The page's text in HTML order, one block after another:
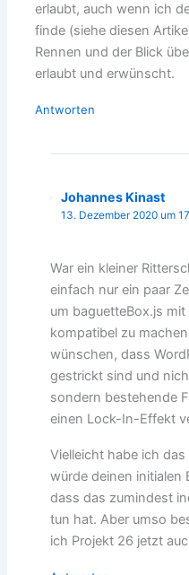
erlaubt, auch wenn ich
finde (siehe diesen
Rennen und der Blick
erlaubt und erwünscht.
Antworten
Johannes Kinast
13. Dezember 2020 um
War ein kleiner
einfach nur ein paar
um baguetteBox.js
kompatibel zu
wünschen, dass
gestrickt sind und
sondern bestehende
einen Lock-In-Effekt
Vielleicht habe ich
würde deinen initialen
dass das zumindest
tun hat. Aber umso
ich Projekt 26 jetzt